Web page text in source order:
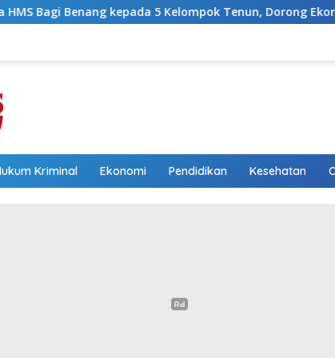
Kelompok Tenun, Dorong Ekonomi Keluarga
Kriminal Ekonomi Pendidikan Kesehatan